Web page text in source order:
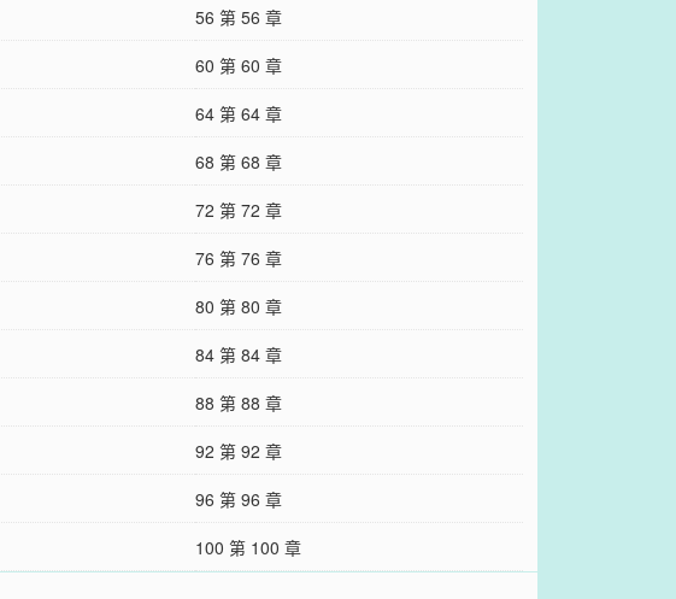
56 第 56 章
60 第 60 章
64 第 64 章
68 第 68 章
72 第 72 章
76 第 76 章
80 第 80 章
84 第 84 章
88 第 88 章
92 第 92 章
96 第 96 章
100 第 100 章